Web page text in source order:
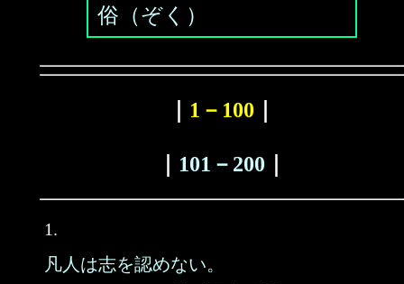
俗（ぞく）
1－100
101－200
1.
凡人は志を認めない。